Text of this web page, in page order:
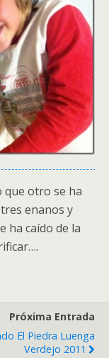
que otro se ha
enanos y
ha caído de la
Próxima Entrada
El Piedra Luenga
Verdejo 2011